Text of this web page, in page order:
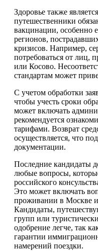
Здоровье также
путешественники
вакцинации, особенно
регионов,
кризисов. Например,
потребоваться от
или Косово.
стандартам может
С учетом обработки
чтобы учесть сроки
может включать
рекомендуется
тарифами. Возврат
осуществляется, что
документации.
Последние кандидаты
любые вопросы,
российского
Это может включать
проживании в Москве
Кандидаты,
групп или
одобрение легче, так
гарантии
намерений поездки.